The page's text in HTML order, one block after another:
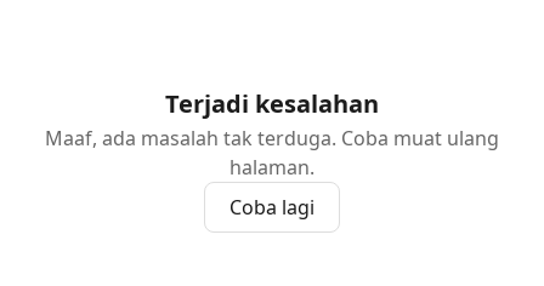
Terjadi kesalahan
Maaf, ada masalah tak terduga. Coba muat ulang
halaman.
Coba lagi